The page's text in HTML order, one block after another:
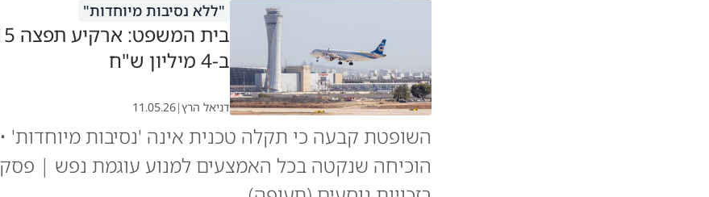
"ללא נסיבות מיוחדות"
ב-4 מיליון ש"ח
דניאל הרץ|
11.05.26
השופטת קבעה כי תקלה טכנית אינה 'נסיבות מיוחדות'
הוכיחה שנקטה בכל האמצעים למנוע עוגמת נפש | פסק